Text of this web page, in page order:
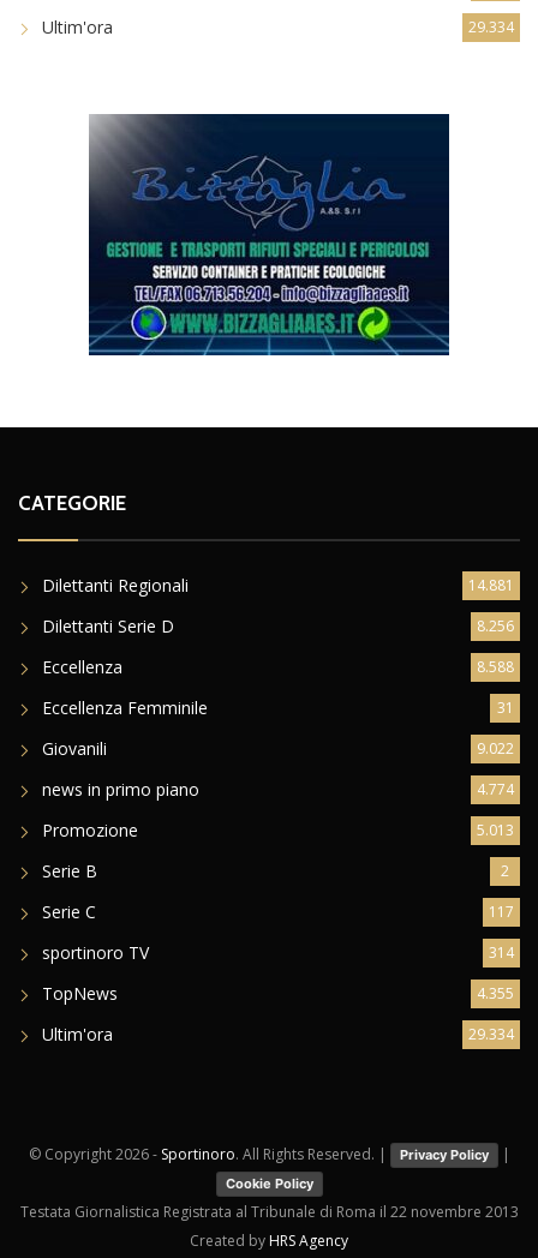
Ultim'ora 29.334
CATEGORIE
Dilettanti Regionali 14.881
Dilettanti Serie D 8.256
Eccellenza 8.588
Eccellenza Femminile 31
Giovanili 9.022
news in primo piano 4.774
Promozione 5.013
Serie B 2
Serie C 117
sportinoro TV 314
TopNews 4.355
Ultim'ora 29.334
© Copyright2026 - Sportinoro. All Rights Reserved. | Privacy Policy |
Cookie Policy
Testata Giornalistica Registrata al Tribunale di Roma il 22 novembre 2013
Created by HRS Agency